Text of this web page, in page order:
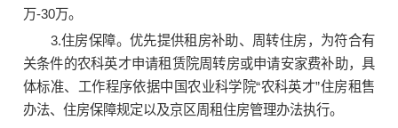
万-30万。
3.住房保障。 优先提供租房补助、周转住房，为符合有
关条件的农科英才申请租赁院周转房或申请安家费补助，具
体标准、工作程序依据中国农业科学院“农科英才”住房租售
办法、住房保障规定以及京区周租住房管理办法执行。